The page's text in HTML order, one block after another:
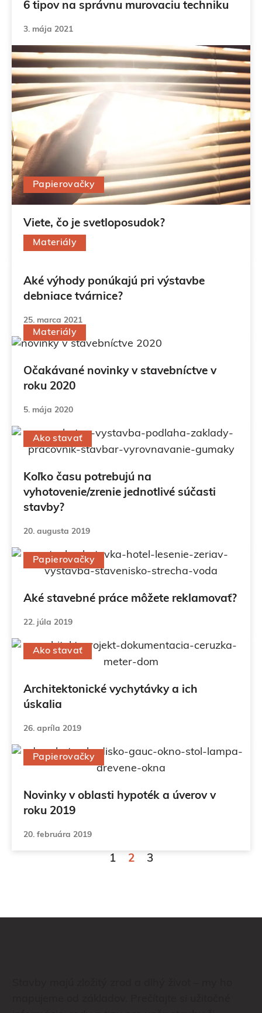
6 tipov na správnu murovaciu techniku
3. mája 2021
Papierovačky
Viete, čo je svetloposudok?
16. apríla 2021
Materiály
Aké výhody ponúkajú pri výstavbe
debniace tvárnice?
25. marca 2021
Materiály
Očakávané novinky v stavebníctve v
roku 2020
5. mája 2020
Ako stavať
Koľko času potrebujú na
vyhotovenie/zrenie jednotlivé súčasti
stavby?
20. augusta 2019
Papierovačky
Aké stavebné práce môžete reklamovať?
22. júla 2019
Ako stavať
Architektonické vychytávky a ich
úskalia
26. apríla 2019
Papierovačky
Novinky v oblasti hypoték a úverov v
roku 2019
20. februára 2019
Stránka
1 Stránka
2 Stránka
3